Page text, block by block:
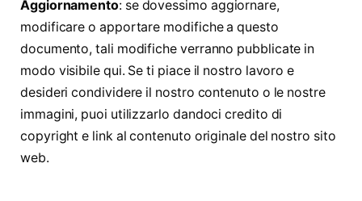
Aggiornamento: se dovessimo aggiornare,
modificare o apportare modifiche a questo
documento, tali modifiche verranno pubblicate in
modo visibile qui. Se ti piace il nostro lavoro e
desideri condividere il nostro contenuto o le nostre
immagini, puoi utilizzarlo dandoci credito di
copyright e link al contenuto originale del nostro sito
web.